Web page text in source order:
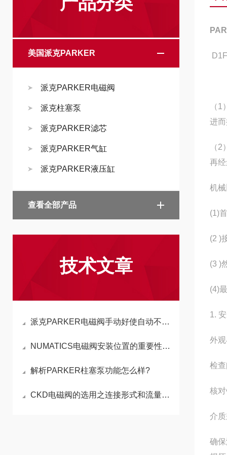
美国派克PARKER
派克PARKER电磁阀
派克柱塞泵
派克PARKER滤芯
派克PARKER气缸
派克PARKER液压缸
查看全部产品
技术文章
派克PARKER电磁阀手动好使自动不好使,原因分析及解决方案
NUMATICS电磁阀安装位置的重要性不言而喻！
解析PARKER柱塞泵功能怎么样?
CKD电磁阀的选用之连接形式和流量特性
（
进
（
再
机
(1)
(2 )
(3 )
(4)
1.
外
检
核
介
确